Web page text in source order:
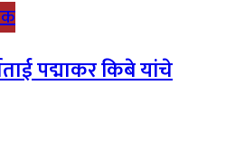
पद्माकर किबे यांचे